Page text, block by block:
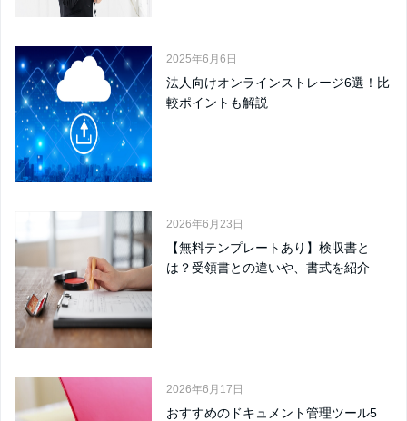
2025年6月6日
法人向けオンラインストレージ6選！比
較ポイントも解説
2026年6月23日
【無料テンプレートあり】検収書と
は？受領書との違いや、書式を紹介
2026年6月17日
おすすめのドキュメント管理ツール5